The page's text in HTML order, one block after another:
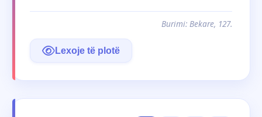
Burimi: Bekare, 127.
Lexoje të plotë